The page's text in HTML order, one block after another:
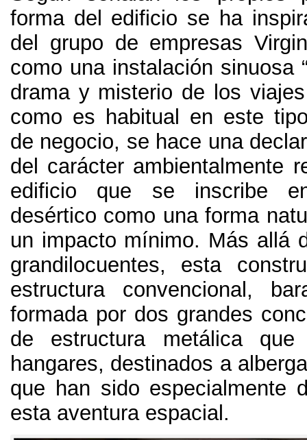
forma del edificio se ha
del grupo de empresas
como una instalación sinuosa
drama y misterio de los
como es habitual en este
de negocio, se hace una
del carácter ambientalmente
edificio que se inscribe
desértico como una forma
un impacto mínimo. Más allá
grandilocuentes, esta
estructura convencional,
formada por dos grandes
de estructura metálica que
hangares, destinados a
que han sido especialmente
esta aventura espacial.